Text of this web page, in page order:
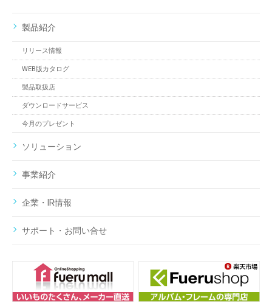
製品紹介
リリース情報
WEB版カタログ
製品取扱店
ダウンロードサービス
今月のプレゼント
ソリューション
事業紹介
企業・IR情報
サポート・お問い合せ